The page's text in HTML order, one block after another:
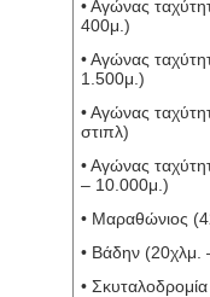
• Αγώνας
400μ.)
• Αγώνας
1.500μ.)
• Αγώνας
στιπλ)
• Αγώνας
– 10.000μ.)
• Μαραθώνιος
• Βάδην (20χλμ.
•